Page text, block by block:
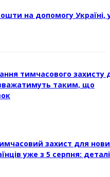
на допомогу Україні,
тимчасового захисту
вважатимуть таким, що
захист для
уже з 5 серпня: деталі